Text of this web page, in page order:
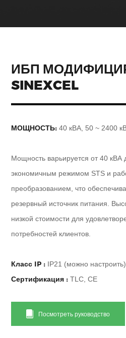
ИБП
SINEXCEL
МОЩНОСТЬ: 40 кВА, 50 ~ 2400
Мощность варьируется от 40 кВА
экономичным режимом STS и
преобразованием, что
резервный источник питания.
низкой стоимости для
потребностей клиентов.
Класс IP : IP21 (можно настроить)
Сертификация :TLC, CE
Посмотреть руководство